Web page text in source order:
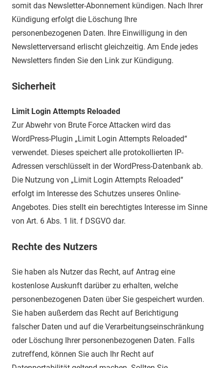
somit das Newsletter-Abonnement kündigen. Nach Ihrer
Kündigung erfolgt die Löschung Ihre
personenbezogenen Daten. Ihre Einwilligung in den
Newsletterversand erlischt gleichzeitig. Am Ende jedes
Newsletters finden Sie den Link zur Kündigung.
Sicherheit
Limit Login Attempts Reloaded
Zur Abwehr von Brute Force Attacken wird das
WordPress-Plugin „Limit Login Attempts Reloaded“
verwendet. Dieses speichert alle protokollierten IP-
Adressen verschlüsselt in der WordPress-Datenbank ab.
Die Nutzung von „Limit Login Attempts Reloaded“
erfolgt im Interesse des Schutzes unseres Online-
Angebotes. Dies stellt ein berechtigtes Interesse im Sinne
von Art. 6 Abs. 1 lit. f DSGVO dar.
Rechte des Nutzers
Sie haben als Nutzer das Recht, auf Antrag eine
kostenlose Auskunft darüber zu erhalten, welche
personenbezogenen Daten über Sie gespeichert wurden.
Sie haben außerdem das Recht auf Berichtigung
falscher Daten und auf die Verarbeitungseinschränkung
oder Löschung Ihrer personenbezogenen Daten. Falls
zutreffend, können Sie auch Ihr Recht auf